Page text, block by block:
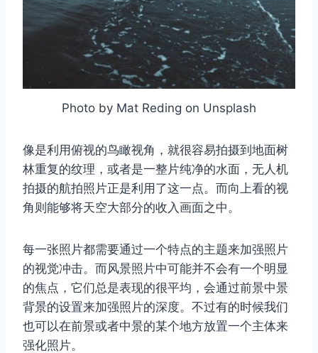
Photo by Mat Reding on Unsplash
像是利用俯视的鸟瞰视角，就很容易拍摄到地面树
林重复的纹理，或者是一整片纯净的水面，无人机
拍摄的航拍照片正是利用了这一点。而向上看的视
角则能够将天空大部分的收入画面之中。
每一张照片都需要通过一个特点的主题来加强照片
的视觉冲击。而风景照片中可能并不会有一个明显
的焦点，它们总是表现的很平均，会通过前景中景
背景的设置来加强照片的深度。不过有的时候我们
也可以在前景或者中景的某个地方放置一个主体来
强化照片。